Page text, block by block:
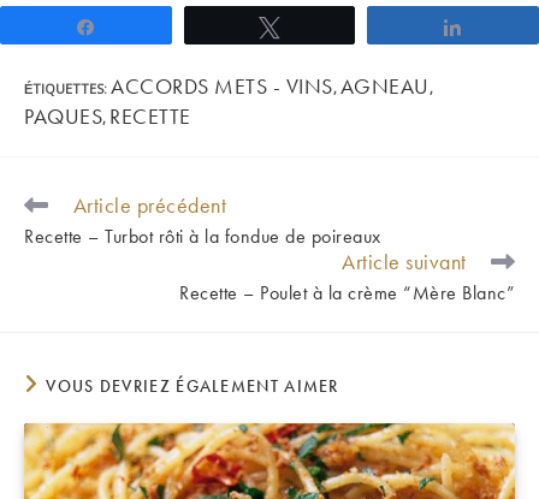
ÉTIQUETTES: ACCORDS METS - VINS, AGNEAU ,
PAQUES, RECETTE
READ
MORE
ARTICLES
Article précédent
Recette – Turbot rôti à la fondue de poireaux
Article suivant
Recette – Poulet à la crème “Mère Blanc”
VOUS DEVRIEZ ÉGALEMENT AIMER